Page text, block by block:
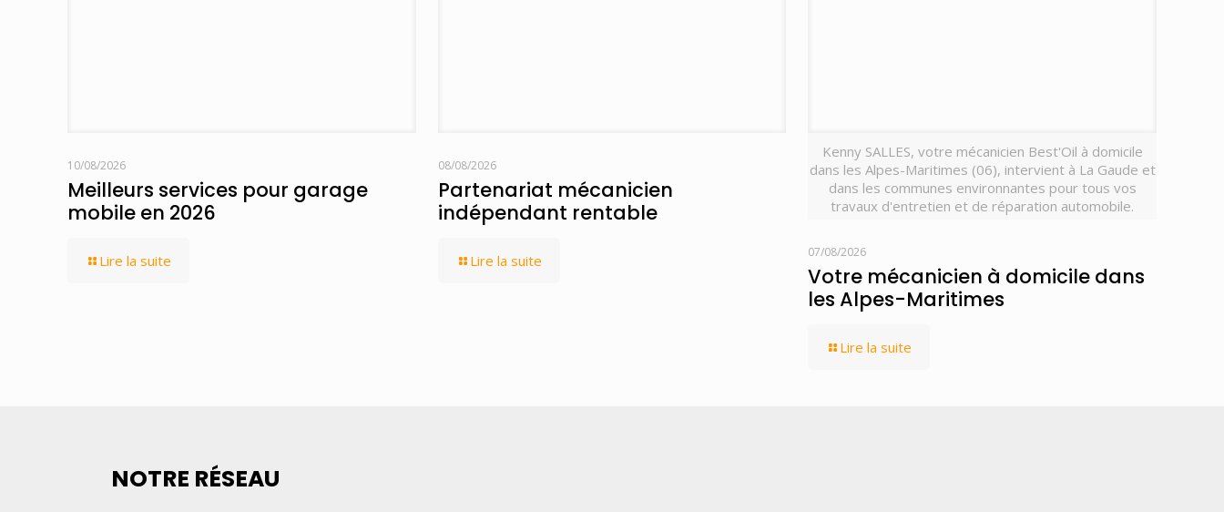
10/08/2026
Meilleurs services pour garage
mobile en 2026
Lire la suite
08/08/2026
Partenariat mécanicien
indépendant rentable
Lire la suite
Kenny SALLES, votre mécanicien Best'Oil à domicile
dans les Alpes-Maritimes (06), intervient à La Gaude et
dans les communes environnantes pour tous vos
travaux d'entretien et de réparation automobile.
07/08/2026
Votre mécanicien à domicile dans
les Alpes-Maritimes
Lire la suite
NOTRE RÉSEAU